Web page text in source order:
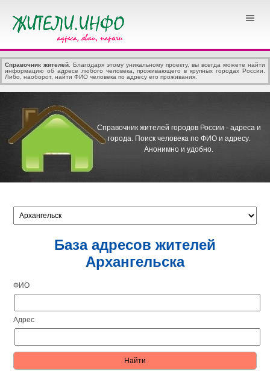
Справочник жителей . Благодаря этому уникальному проекту, вы всегда можете найти
информацию об адресе любого человека, проживающего в крупных городах России.
Либо, наоборот, найти ФИО человека по адресу его проживания.
Справочник жителей городов России - адреса и
города. Поиск человека по ФИО и адресу.
Анонимно и удобно.
База адресов жителей
Архангельска
ФИО
Адрес